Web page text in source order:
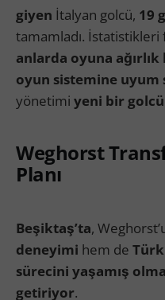
giyen İtalyan golcü, 19
tamamladı.
anlarda oyuna ağırlık
oyun sistemine uyum
yönetimi yeni bir
Weghorst
Planı
Beşiktaş’ta,
deneyimi hem de
sürecini yaşamış
getiriyor.